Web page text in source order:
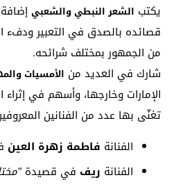
يكتب الشعر النبطي والشعبي
قصائده بالصدق في التعبير ودفء
من الجمهور بمختلف شرائحه.
شارك في العديد من الأمسيات
الإمارات وخارجها، وأسهم في إثراء
تغنّى بها عدد من الفنانين
الفنانة فاطمة زهرة العين
الفنانة ريف في قصيدة